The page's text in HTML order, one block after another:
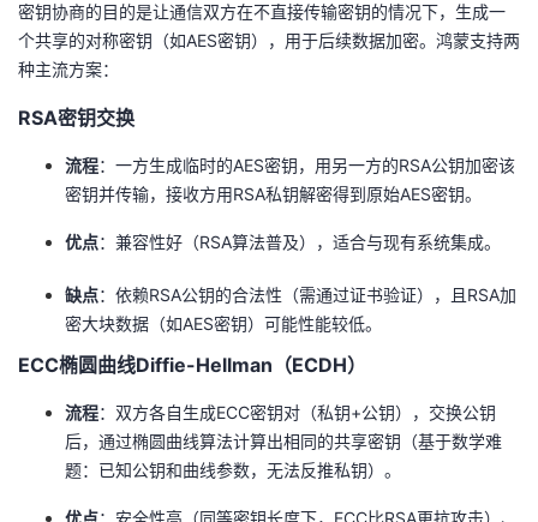
密钥协商的目的是让通信双方在不直接传输密钥的情况下，生成一
个共享的对称密钥（如AES密钥），用于后续数据加密。鸿蒙支持两
种主流方案：
​RSA密钥交换​
​流程​​：一方生成临时的AES密钥，用另一方的RSA公钥加密该
密钥并传输，接收方用RSA私钥解密得到原始AES密钥。
​优点​​：兼容性好（RSA算法普及），适合与现有系统集成。
​缺点​​：依赖RSA公钥的合法性（需通过证书验证），且RSA加
密大块数据（如AES密钥）可能性能较低。
​ECC椭圆曲线Diffie-Hellman（ECDH）​
​流程​​：双方各自生成ECC密钥对（私钥+公钥），交换公钥
后，通过椭圆曲线算法计算出相同的共享密钥（基于数学难
题：已知公钥和曲线参数，无法反推私钥）。
​优点​​：安全性高（同等密钥长度下，ECC比RSA更抗攻击）、